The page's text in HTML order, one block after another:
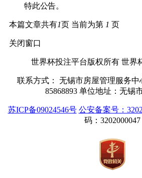
特此公告。
本篇文章共有1页 当前为第 1 页
关闭窗口
世界杯投注平台版权所有 世界
联系方式： 无锡市房屋管理服务中
85868893 单位地址：无锡
苏ICP备09024546号 公安备案号：
码：3202000047